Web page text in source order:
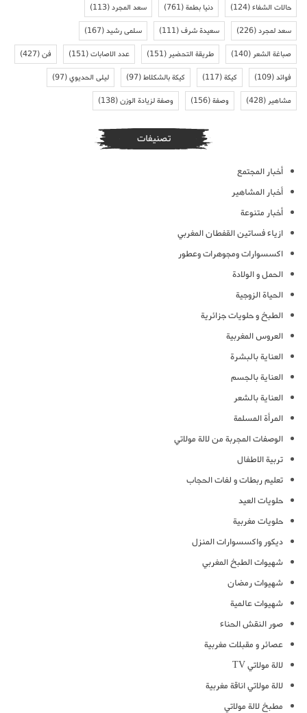
حالات الشفاء(124) دنيا بطمة(761) سعد المجرد(113)
سعد لمجرد(226) سعيدة شرف(111) سلمى رشيد(167)
صباغة الشعر(140) طريقة التحضير(151) عدد الاصابات(151) فن(427)
فوائد(109) كيكة(117) كيكة بالشكلاط(97) ليلى الحديوي(97)
مشاهير(428) وصفة(156) وصفة لزيادة الوزن(138)
تصنيفات
أخبار المجتمع
أخبار المشاهير
أخبار متنوعة
ازياء فساتين القفطان المغربي
اكسسوارات ومجوهرات وعطور
الحمل و الولادة
الحياة الزوجية
الطبخ و حلويات جزائرية
العروس المغربية
العناية بالبشرة
العناية بالجسم
العناية بالشعر
المرأة المسلمة
الوصفات المجربة من لالة مولاتي
تربية الاطفال
تعليم ربطات و لفات الحجاب
حلويات العيد
حلويات مغربية
ديكور واكسسوارات المنزل
شهيوات الطبخ المغربي
شهيوات رمضان
شهيوات عالمية
صور النقش الحناء
عصائر و مقبلات مغربية
لالة مولاتي TV
لالة مولاتي اناقة مغربية
مطبخ لالة مولاتي